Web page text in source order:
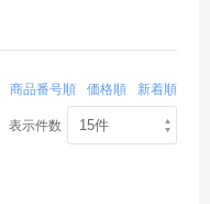
商品番号順 価格順 新着順
表示件数